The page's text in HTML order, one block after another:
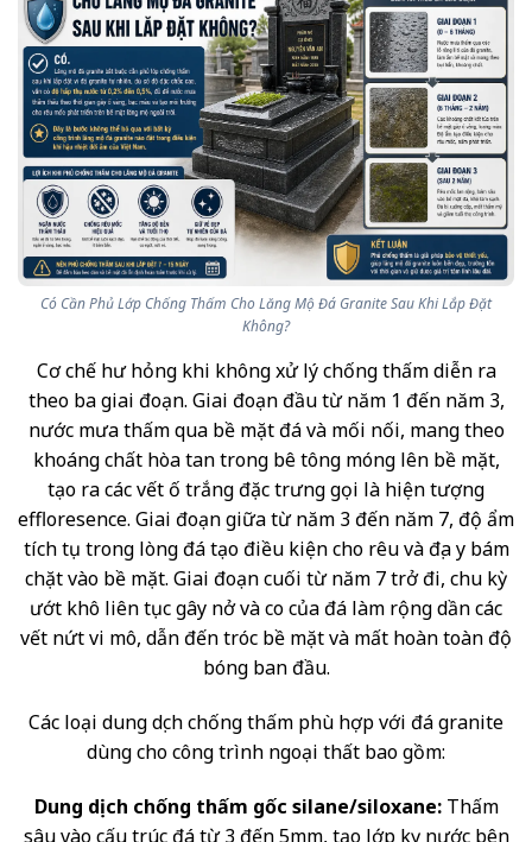
Có Cần Phủ Lớp Chống Thấm Cho Lăng Mộ Đá Granite Sau Khi Lắp Đặt
Không?
Cơ chế hư hỏng khi không xử lý chống thấm diễn ra
theo ba giai đoạn. Giai đoạn đầu từ năm 1 đến năm 3,
nước mưa thấm qua bề mặt đá và mối nối, mang theo
khoáng chất hòa tan trong bê tông móng lên bề mặt,
tạo ra các vết ố trắng đặc trưng gọi là hiện tượng
effloresence. Giai đoạn giữa từ năm 3 đến năm 7, độ ẩm
tích tụ trong lòng đá tạo điều kiện cho rêu và địa y bám
chặt vào bề mặt. Giai đoạn cuối từ năm 7 trở đi, chu kỳ
ướt khô liên tục gây nở và co của đá làm rộng dần các
vết nứt vi mô, dẫn đến tróc bề mặt và mất hoàn toàn độ
bóng ban đầu.
Các loại dung dịch chống thấm phù hợp với đá granite
dùng cho công trình ngoại thất bao gồm:
Dung dịch chống thấm gốc silane/siloxane:Thấm
sâu vào cấu trúc đá từ 3 đến 5mm, tạo lớp kỵ nước bên